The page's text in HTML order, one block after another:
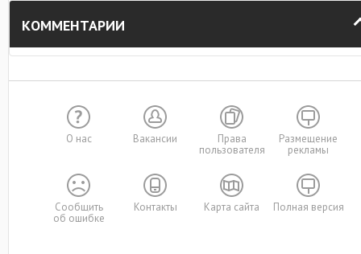
КОММЕНТАРИИ
О нас Вакансии
Права
пользователя
Размещение
рекламы
Сообщить
об ошибке
Контакты Карта сайта Полная версия